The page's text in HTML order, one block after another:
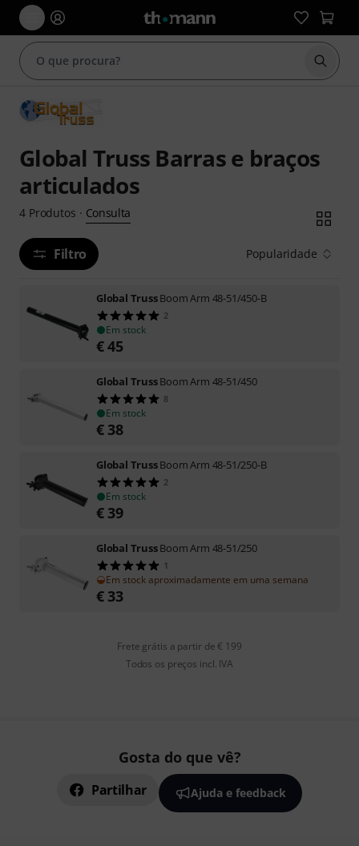
Iniciar
Global Truss Barras e braços
articulados
4 Produtos · Consulta
Filtro Popularidade
Global TrussBoom Arm 48-51/450-B
2
Em stock
€45
Global TrussBoom Arm 48-51/450
8
Em stock
€ 38
Global TrussBoom Arm 48-51/250-B
2
Em stock
€ 39
Global TrussBoom Arm 48-51/250
1
Em stock aproximadamente em uma semana
€ 33
Frete grátis a partir de € 199
Todos os preços incl. IVA
Gosta do que vê?
Partilhar Ajuda e feedback